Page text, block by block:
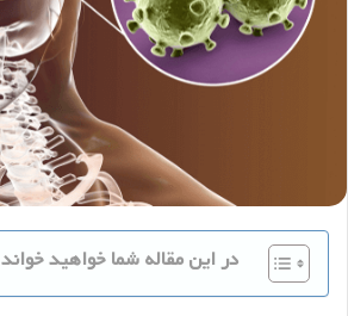
در این مقاله شما خواهید خواند